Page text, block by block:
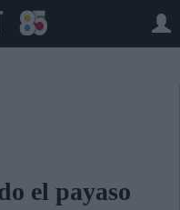
el payaso